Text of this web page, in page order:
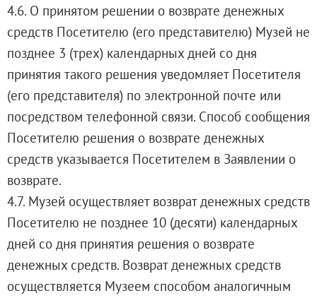
4.6. О принятом решении о возврате денежных
средств Посетителю (его представителю) Музей не
позднее 3 (трех) календарных дней со дня
принятия такого решения уведомляет Посетителя
(его представителя) по электронной почте или
посредством телефонной связи. Способ сообщения
Посетителю решения о возврате денежных
средств указывается Посетителем в Заявлении о
возврате.
4.7. Музей осуществляет возврат денежных средств
Посетителю не позднее 10 (десяти) календарных
дней со дня принятия решения о возврате
денежных средств. Возврат денежных средств
осуществляется Музеем способом аналогичным